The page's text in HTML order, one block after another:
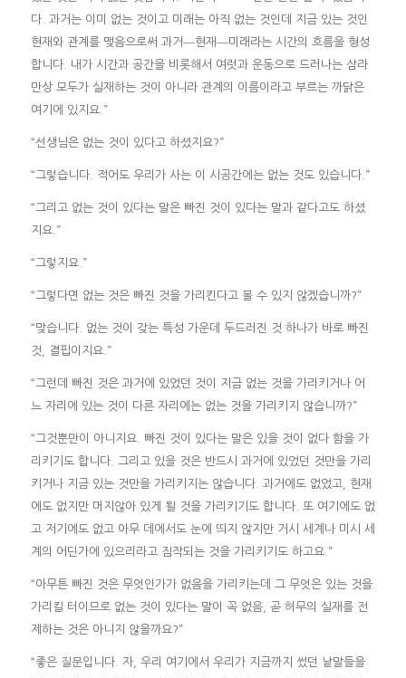
다. 과거는 이미 없는 것이고 미래는 아직 없는 것인데 지금 있는 것인
현재와 관계를 맺음으로써 과거―현재―미래라는 시간의 흐름을 형성
합니다. 내가 시간과 공간을 비롯해서 여럿과 운동으로 드러나는 삼라
만상 모두가 실재하는 것이 아니라 관계의 이름이라고 부르는 까닭은
여기에 있지요.”
“선생님은 없는 것이 있다고 하셨지요?”
“그렇습니다. 적어도 우리가 사는 이 시공간에는 없는 것도 있습니다.”
“그리고 없는 것이 있다는 말은 빠진 것이 있다는 말과 같다고도 하셨
지요.”
“그렇지요.”
“그렇다면 없는 것은 빠진 것을 가리킨다고 볼 수 있지 않겠습니까?”
“맞습니다. 없는 것이 갖는 특성 가운데 두드러진 것 하나가 바로 빠진
것, 결핍이지요.”
“그런데 빠진 것은 과거에 있었던 것이 지금 없는 것을 가리키거나 어
느 자리에 있는 것이 다른 자리에는 없는 것을 가리키지 않습니까?”
“그것뿐만이 아니지요. 빠진 것이 있다는 말은 있을 것이 없다 함을 가
리키기도 합니다. 그리고 있을 것은 반드시 과거에 있었던 것만을 가리
키거나 지금 있는 것만을 가리키지는 않습니다. 과거에도 없었고, 현재
에도 없지만 머지않아 있게 될 것을 가리키기도 합니다. 또 여기에도 없
고 저기에도 없고 아무 데에서도 눈에 띄지 않지만 거시 세계나 미시 세
계의 어딘가에 있으리라고 짐작되는 것을 가리키기도 하고요.”
“아무튼 빠진 것은 무엇인가가 없음을 가리키는데 그 무엇은 있는 것을
가리킬 터이므로 없는 것이 있다는 말이 꼭 없음, 곧 허무의 실재를 전
제하는 것은 아니지 않을까요?”
“좋은 질문입니다. 자, 우리 여기에서 우리가 지금까지 썼던 낱말들을